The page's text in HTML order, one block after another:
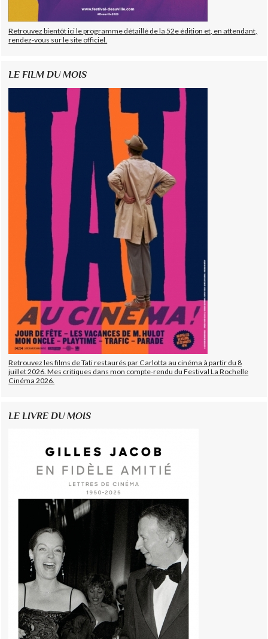
Retrouvez bientôt ici le programme détaillé de la 52e édition et, en attendant,
rendez-vous sur le site officiel.
LE FILM DU MOIS
Retrouvez les films de Tati restaurés par Carlotta au cinéma à partir du 8
juillet 2026. Mes critiques dans mon compte-rendu du Festival La Rochelle
Cinéma 2026.
LE LIVRE DU MOIS